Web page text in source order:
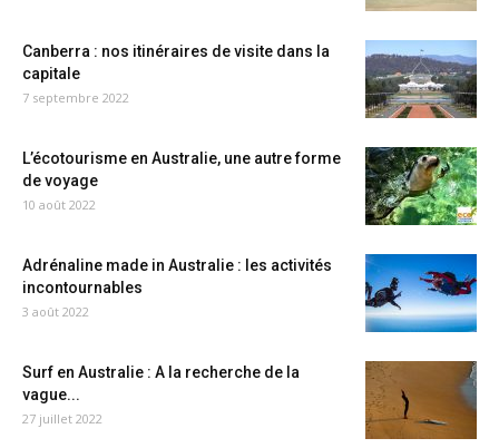
Canberra : nos itinéraires de visite dans la
capitale
7 septembre 2022
L’écotourisme en Australie, une autre forme
de voyage
10 août 2022
Adrénaline made in Australie : les activités
incontournables
3 août 2022
Surf en Australie : A la recherche de la
vague...
27 juillet 2022